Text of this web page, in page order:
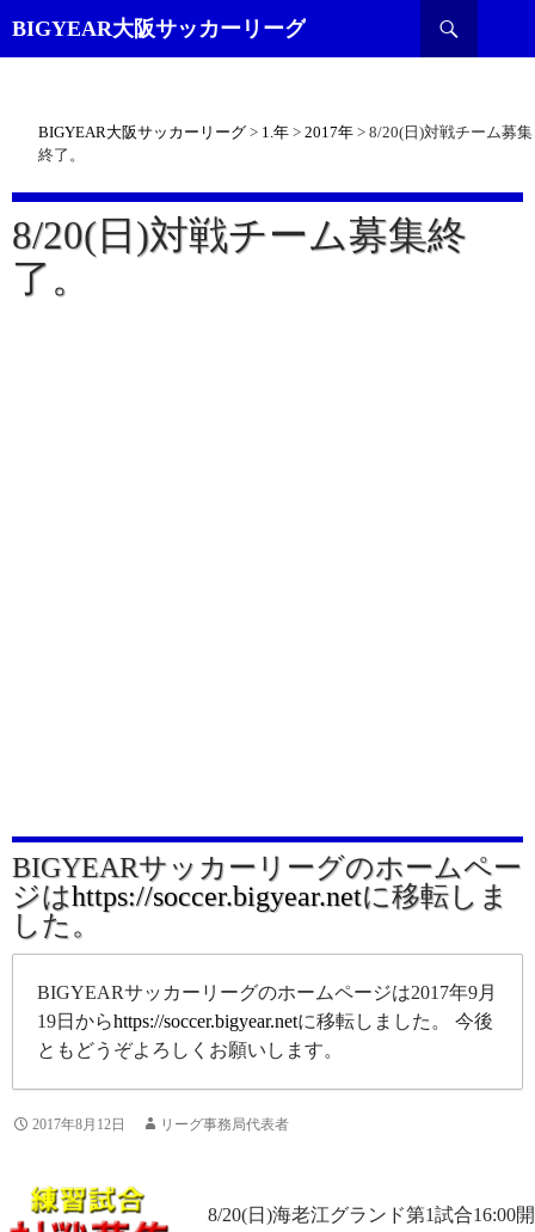
BIGYEAR大阪サッカーリーグ
索
BIGYEAR大阪サッカーリーグ > 1.年 > 2017年 > 8/20(日)対戦チーム募集
終了。
8/20(日)対戦チーム募集終
了。
BIGYEARサッカーリーグのホームペー
ジはhttps://soccer.bigyear.netに移転しま
した。
BIGYEARサッカーリーグのホームページは2017年9月
19日からhttps://soccer.bigyear.netに移転しました。 今後
ともどうぞよろしくお願いします。
2017年8月12日 リーグ事務局代表者
8/20(日)海老江グランド第1試合16:00開